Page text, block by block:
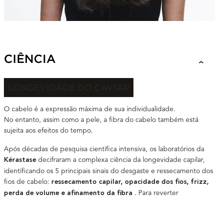
CIÊNCIA
O cabelo é a expressão máxima de sua individualidade.
No entanto, assim como a pele, a fibra do cabelo também está
sujeita aos efeitos do tempo.
Após décadas de pesquisa científica intensiva, os laboratórios da
Kérastase decifraram a complexa ciência da longevidade capilar,
identificando os 5 principais sinais do desgaste e ressecamento dos
fios de cabelo: ressecamento capilar, opacidade dos fios, frizz,
perda de volume e afinamento da fibra . Para reverter